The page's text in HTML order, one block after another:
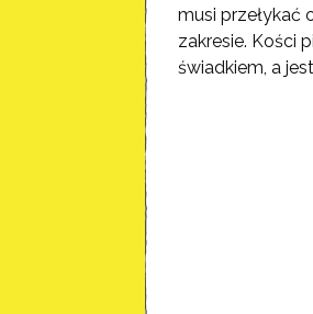
musi przełykać
zakresie. Kości
świadkiem, a